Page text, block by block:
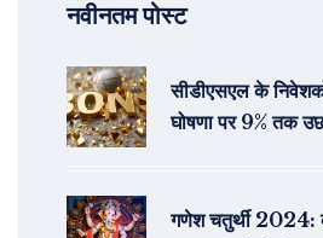
नवीनतम पोस्ट
सीडीएसएल के
घोषणा पर 9% तक
गणेश चतुर्थी 2024: